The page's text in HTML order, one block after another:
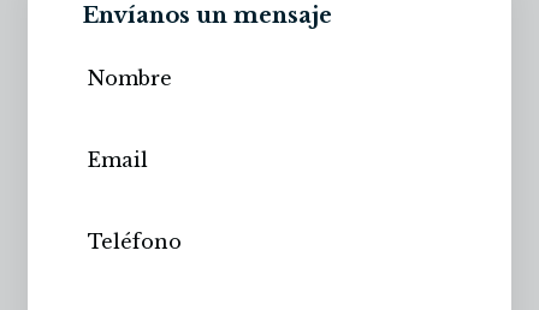
Envíanos un mensaje